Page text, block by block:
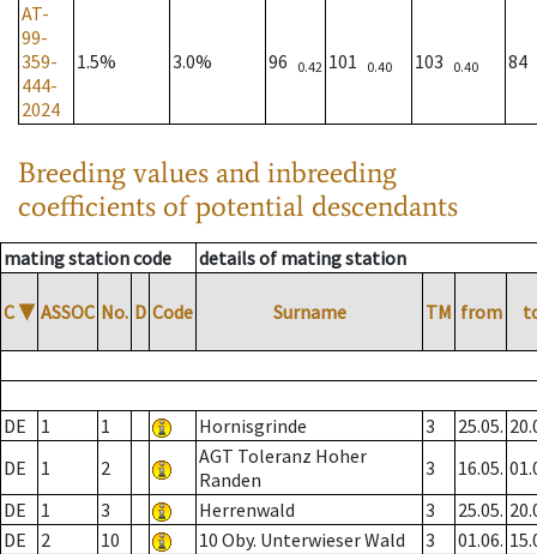
AT-
99-
359-
444-
2024
1.5% 3.0% 96 0.42 101 0.40 103 0.40 84
Breeding values and inbreeding
coefficients of potential descendants
mating station code details of mating station
C ▼ ASSOC No. D Code Surname TM from
DE 1 1 Hornisgrinde 3 25.05.
DE
1 2
AGT Toleranz Hoher
Randen
3 16.05.
DE
1 3 Herrenwald 3 25.05.
DE
2 10 10 Oby. Unterwieser Wald 3 01.06.